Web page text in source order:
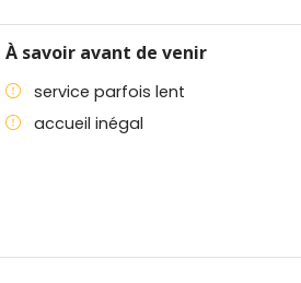
À savoir avant de venir
service parfois lent
accueil inégal